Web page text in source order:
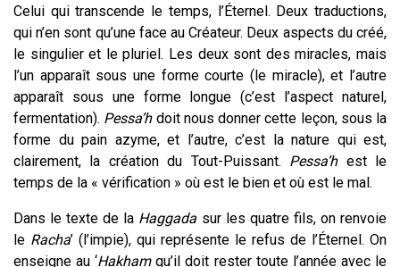
Celui qui transcende le temps, l’Éternel. Deux traductions,
qui n’en sont qu’une face au Créateur. Deux aspects du créé,
le singulier et le pluriel. Les deux sont des miracles, mais
l’un apparaît sous une forme courte (le miracle), et l’autre
apparaît sous une forme longue (c’est l’aspect naturel,
fermentation). Pessa’hdoit nous donner cette leçon, sous la
forme du pain azyme, et l’autre, c’est la nature qui est,
clairement, la création du Tout-Puissant. Pessa’hest le
temps de la « vérification » où est le bien et où est le mal.
Dans le texte de la Haggada sur les quatre fils, on renvoie
le Racha’ (l’impie), qui représente le refus de l’Éternel. On
enseigne au ‘Hakhamqu’il doit rester toute l’année avec le